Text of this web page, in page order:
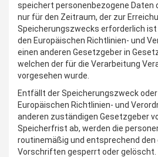
speichert personenbezogene Daten
nur für den Zeitraum, der zur
Speicherungszwecks erforderlich
den Europäischen Richtlinien- und
einen anderen Gesetzgeber in
welchen der für die Verarbeitung
vorgesehen wurde.
Entfällt der Speicherungszweck
Europäischen Richtlinien- und
anderen zuständigen Gesetzgeber
Speicherfrist ab, werden die
routinemäßig und entsprechend
Vorschriften gesperrt oder gelöscht.